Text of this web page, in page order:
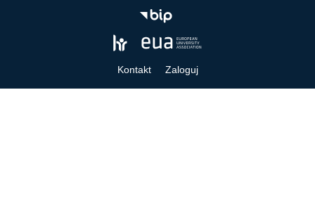
Kontakt Zaloguj